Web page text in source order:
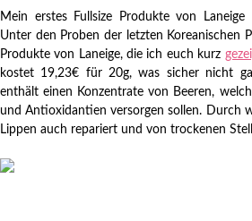
Mein erstes Fullsize Produkte von
Unter den Proben der letzten Koreanischen
Produkte von Laneige, die ich euch kurz
kostet 19,23€ für 20g, was sicher nicht
enthält einen Konzentrate von Beeren,
und Antioxidantien versorgen sollen. Durch
Lippen auch repariert und von trockenen